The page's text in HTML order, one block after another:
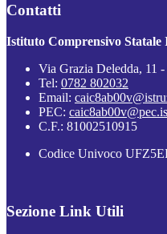
Contatti
Istituto Comprensivo Statale
Via Grazia Deledda, 11
Tel: 0782 802032
Email:
PEC:
C.F.: 81002510915
Codice Univoco
Sezione Link Utili